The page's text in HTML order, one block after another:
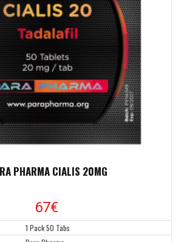
PHARMA CIALIS 20MG
67€
1 Pack 50 Tabs